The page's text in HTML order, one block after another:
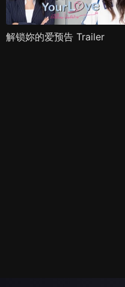
解锁妳的爱预告 Trailer